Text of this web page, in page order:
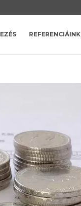
REFERENCIÁINK